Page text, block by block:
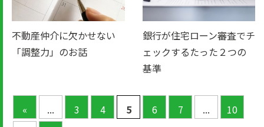
不動産仲介に欠かせない
「調整力」のお話
銀行が住宅ローン審査でチ
ェックするたった２つの
基準
« ... 3 4 5 6 7 ...
10